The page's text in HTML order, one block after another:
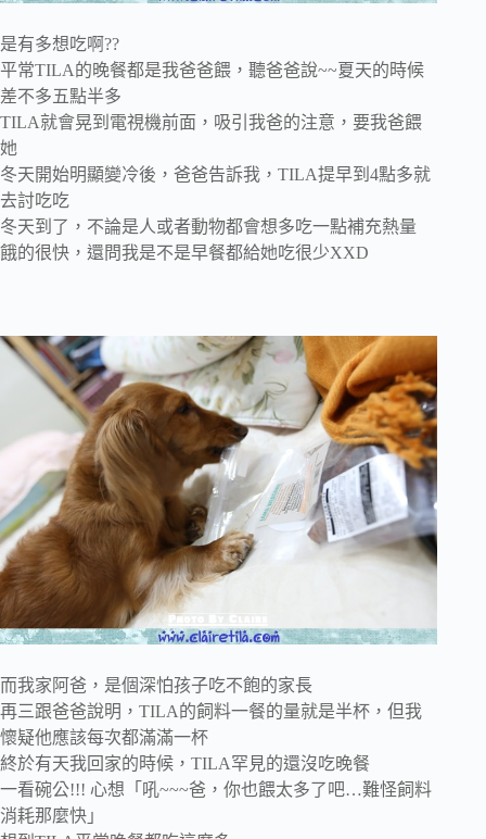
是有多想吃啊??
平常TILA的晚餐都是我爸爸餵，聽爸爸說~~夏天的時候
差不多五點半多
TILA就會晃到電視機前面，吸引我爸的注意，要我爸餵
她
冬天開始明顯變冷後，爸爸告訴我，TILA提早到4點多就
去討吃吃
冬天到了，不論是人或者動物都會想多吃一點補充熱量
餓的很快，還問我是不是早餐都給她吃很少XXD
而我家阿爸，是個深怕孩子吃不飽的家長
再三跟爸爸說明，TILA的飼料一餐的量就是半杯，但我
懷疑他應該每次都滿滿一杯
終於有天我回家的時候，TILA罕見的還沒吃晚餐
一看碗公!!! 心想「吼~~~爸，你也餵太多了吧…難怪飼料
消耗那麼快」